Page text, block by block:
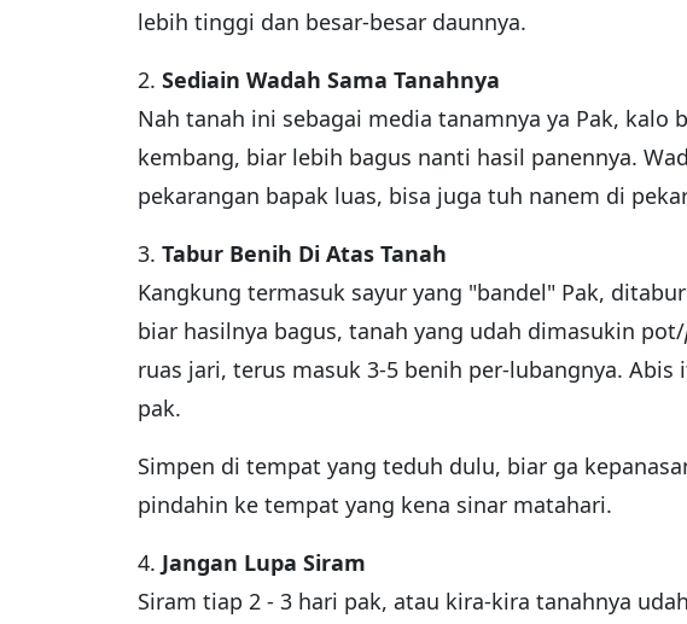
lebih tinggi dan besar-besar daunnya.
2. Sediain Wadah Sama Tanahnya
Nah tanah ini sebagai media tanamnya ya Pak, kalo
kembang, biar lebih bagus nanti hasil panennya.
pekarangan bapak luas, bisa juga tuh nanem di
3. Tabur Benih Di Atas Tanah
Kangkung termasuk sayur yang "bandel" Pak,
biar hasilnya bagus, tanah yang udah dimasukin pot/
ruas jari, terus masuk 3-5 benih per-lubangnya.
pak.
Simpen di tempat yang teduh dulu, biar ga
pindahin ke tempat yang kena sinar matahari.
4. Jangan Lupa Siram
Siram tiap 2 - 3 hari pak, atau kira-kira tanahnya